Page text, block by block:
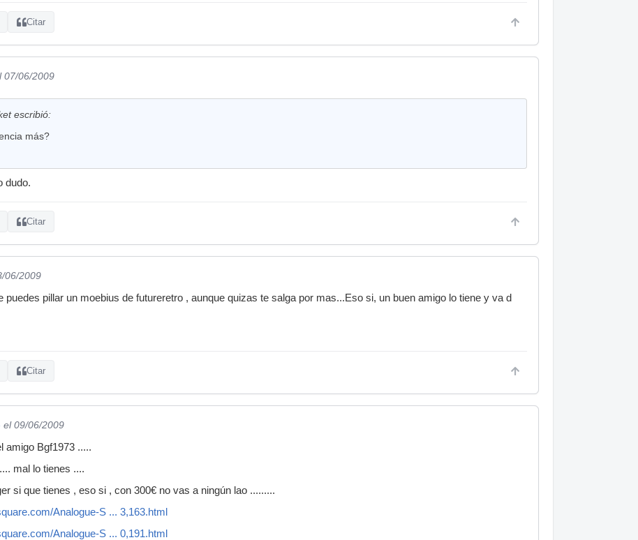
Citar
07/06/2009
escribió:
más?
dudo.
Citar
06/2009
puedes pillar un moebius de futureretro , aunque quizas te salga por mas...Eso si, un buen amigo lo tiene y va d
Citar
el 09/06/2009
amigo Bgf1973 .....
mal lo tienes ....
si que tienes , eso si , con 300€ no vas a ningún lao .........
Analogue-S ... 3,163.html
Analogue-S ... 0,191.html